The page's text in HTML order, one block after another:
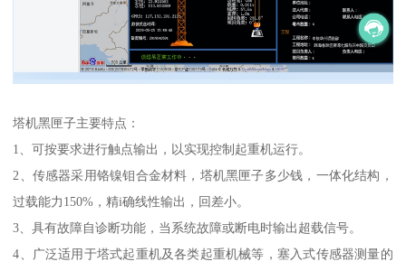
塔机黑匣子主要特点：
1、可按要求进行触点输出，以实现控制起重机运行。
2、传感器采用铬镍钼合金材料，塔机黑匣子多少钱，一体化结构，
过载能力150%，精i确线性输出，回差小。
3、具有故障自诊断功能，当系统故障或断电时输出超载信号。
4、广泛适用于塔式起重机及各类起重机械等，塞入式传感器测量的